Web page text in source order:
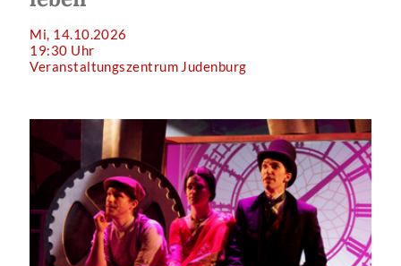
Mi, 14.10.2026
19:30 Uhr
Veranstaltungszentrum Judenburg